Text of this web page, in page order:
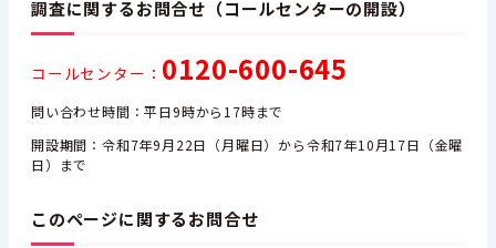
調査に関するお問合せ（コールセンターの開設）
コールセンター： 0120-600-645
問い合わせ時間：平日9時から17時まで
開設期間：令和7年9月22日（月曜日）から令和7年10月17日（金曜
日）まで
このページに関するお問合せ